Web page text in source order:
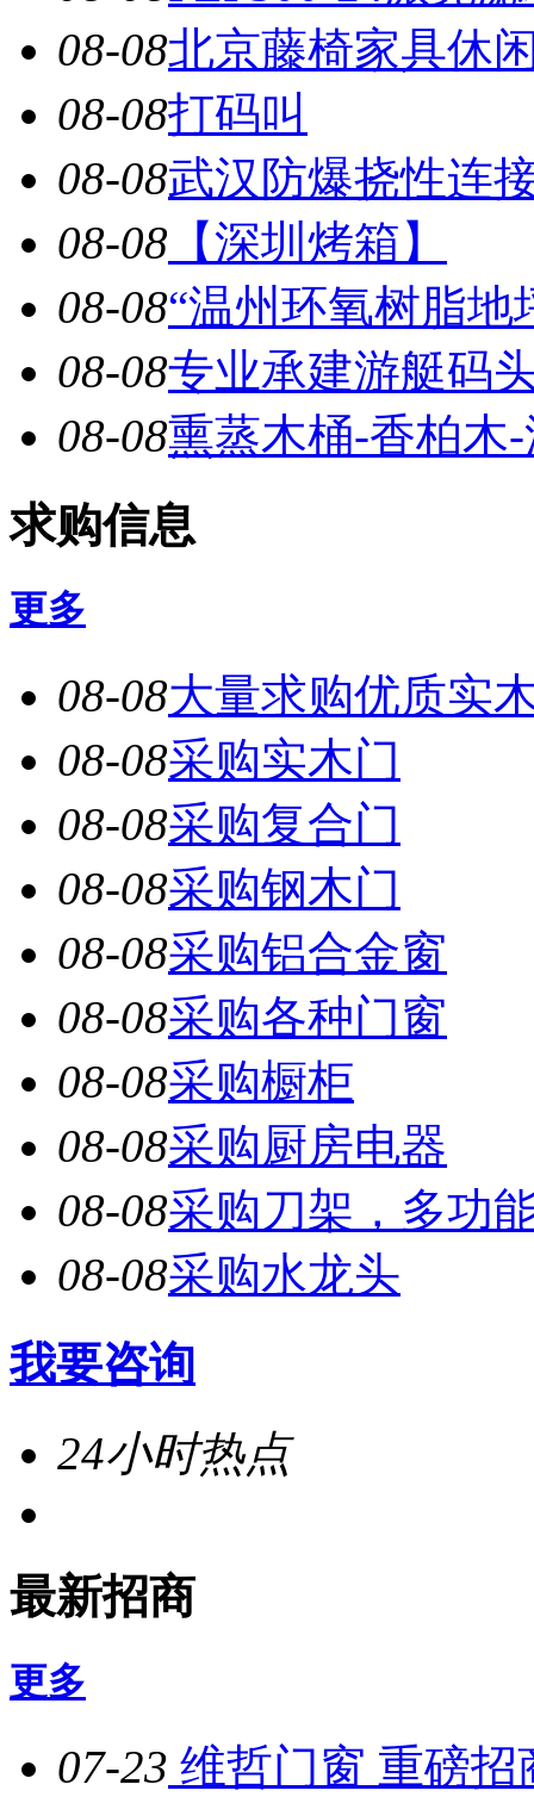
08-08北京藤椅家具休
08-08打码叫
08-08武汉防爆挠性连
08-08 【深圳烤箱】
08-08“温州环氧树脂地
08-08专业承建游艇码
08-08熏蒸木桶-香柏木
求购信息
更多
08-08大量求购优质实
08-08采购实木门
08-08采购复合门
08-08采购钢木门
08-08采购铝合金窗
08-08采购各种门窗
08-08采购橱柜
08-08采购厨房电器
08-08采购刀架，多功
08-08采购水龙头
我要咨询
24小时热点
最新招商
更多
07-23 维哲门窗 重磅招